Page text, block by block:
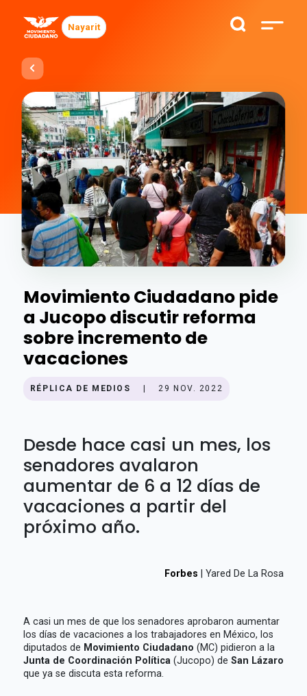
Nayarit
Movimiento Ciudadano pide
a Jucopo discutir reforma
sobre incremento de
vacaciones
RÉPLICA DE MEDIOS 29 NOV. 2022
Desde hace casi un mes, los
senadores avalaron
aumentar de 6 a 12 días de
vacaciones a partir del
próximo año.
Forbes| Yared De La Rosa
A casi un mes de que los senadores aprobaron aumentar
los días de vacaciones a los trabajadores en México, los
diputados de Movimiento Ciudadano (MC) pidieron a la
Junta de Coordinación Política (Jucopo) de San Lázaro
que ya se discuta esta reforma.